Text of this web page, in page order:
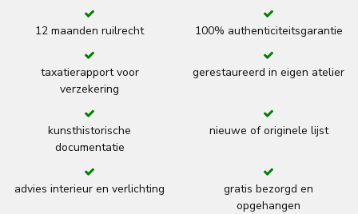
12 maanden ruilrecht 100% authenticiteitsgarantie
taxatierapport voor
verzekering
gerestaureerd in eigen atelier
kunsthistorische
documentatie
nieuwe of originele lijst
advies interieur en verlichting
gratis bezorgd en
opgehangen